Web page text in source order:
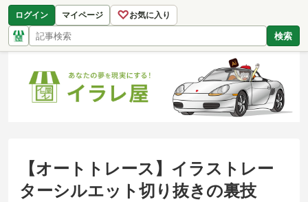
ログイン マイページ ♡お気に入り
検索
【オートトレース】イラストレー
ターシルエット切り抜きの裏技